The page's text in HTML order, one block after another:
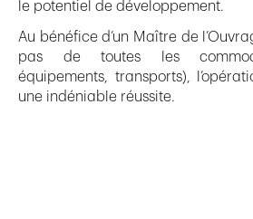
le potentiel de développement.
Au bénéfice d’un Maître de
pas de toutes les
équipements, transports),
une indéniable réussite.